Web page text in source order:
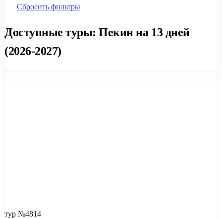
Сбросить фильтры
Доступные туры: Пекин на 13 дней
(2026-2027)
тур №4814